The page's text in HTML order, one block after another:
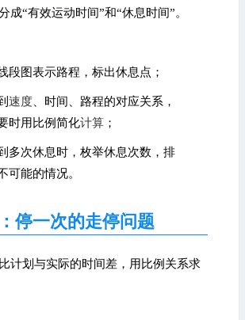
成“有效运动时间”和“休息时间”。
段图表示路程，标出休息点；
速度、时间、路程的对应关系，
时用比例简化计算；
多次休息时，枚举休息次数，排
可能的情况。
停一次的走停问题
计划与实际的时间差，用比例关系求